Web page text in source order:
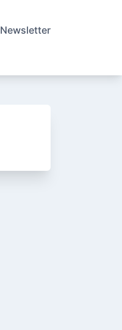
Newsletter